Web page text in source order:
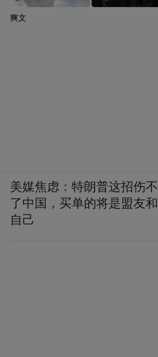
爽文
美媒焦虑：特朗普这招伤不
了中国，买单的将是盟友和
自己